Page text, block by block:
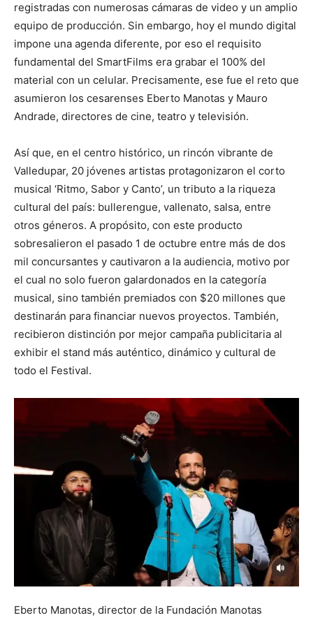
registradas con numerosas cámaras de video y un amplio
equipo de producción. Sin embargo, hoy el mundo digital
impone una agenda diferente, por eso el requisito
fundamental del SmartFilms era grabar el 100% del
material con un celular. Precisamente, ese fue el reto que
asumieron los cesarenses Eberto Manotas y Mauro
Andrade, directores de cine, teatro y televisión.
Así que, en el centro histórico, un rincón vibrante de
Valledupar, 20 jóvenes artistas protagonizaron el corto
musical ‘Ritmo, Sabor y Canto’, un tributo a la riqueza
cultural del país: bullerengue, vallenato, salsa, entre
otros géneros. A propósito, con este producto
sobresalieron el pasado 1 de octubre entre más de dos
mil concursantes y cautivaron a la audiencia, motivo por
el cual no solo fueron galardonados en la categoría
musical, sino también premiados con $20 millones que
destinarán para financiar nuevos proyectos. También,
recibieron distinción por mejor campaña publicitaria al
exhibir el stand más auténtico, dinámico y cultural de
todo el Festival.
Eberto Manotas, director de la Fundación Manotas